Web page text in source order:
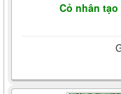
Cỏ nhân